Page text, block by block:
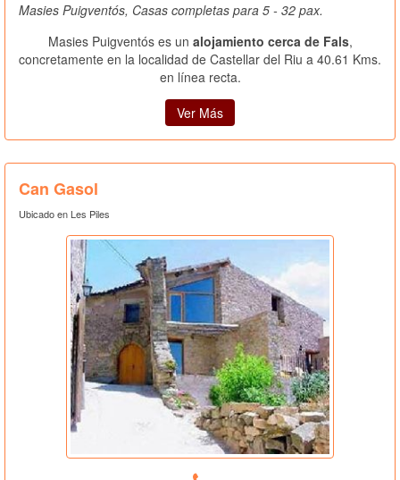
Masies Puigventós, Casas completas para 5 - 32 pax.
Masies Puigventós es un alojamiento cerca de Fals,
concretamente en la localidad de Castellar del Riu a 40.61 Kms.
en línea recta.
Ver Más
Can Gasol
Ubicado en Les Piles